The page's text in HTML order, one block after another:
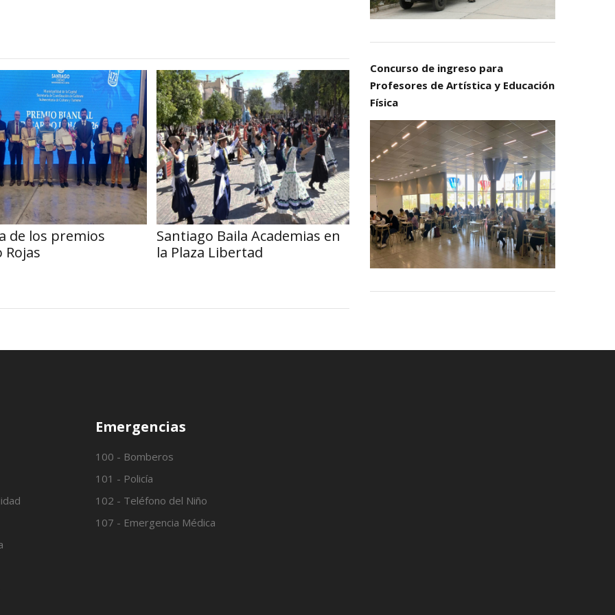
de los premios
Rojas
Santiago Baila Academias en
la Plaza Libertad
Concurso de ingreso para
Profesores de Artística y Educación
Física
Emergencias
100 - Bomberos
101 - Policía
102 - Teléfono del Niño
107 - Emergencia Médica